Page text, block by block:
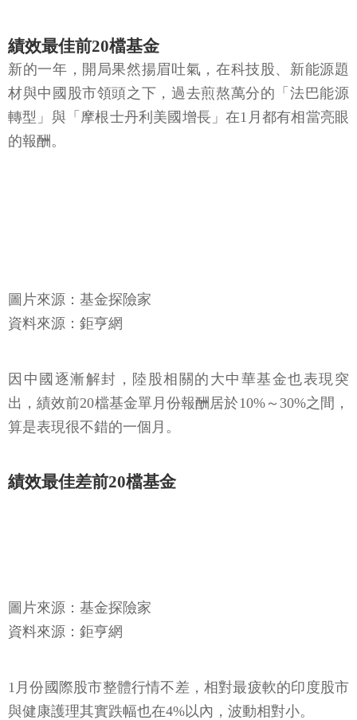
績效最佳前20檔基金
新的一年，開局果然揚眉吐氣，在科技股、新能源題
材與中國股市領頭之下，過去煎熬萬分的「法巴能源
轉型」與「摩根士丹利美國增長」在1月都有相當亮眼
的報酬。
圖片來源：基金探險家
資料來源：鉅亨網
因中國逐漸解封，陸股相關的大中華基金也表現突
出，績效前20檔基金單月份報酬居於10%～30%之間，
算是表現很不錯的一個月。
績效最佳差前20檔基金
圖片來源：基金探險家
資料來源：鉅亨網
1月份國際股市整體行情不差，相對最疲軟的印度股市
與健康護理其實跌幅也在4%以內，波動相對小。